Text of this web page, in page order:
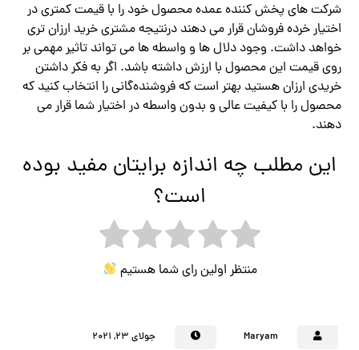
شرکت های پخش کننده عمده محصول خود را با قیمت کمتری در
اختیار خرده فروشان قرار می دهند درنتیجه مشتری خرید ارزان تری
خواهد داشت. وجود دلال ها و واسطه ها می تواند تاثیر مهمی بر
روی قیمت این محصول با ارزش داشته باشد. اگر به فکر داشتن
خریدی ارزان هستید بهتر است که فروشنده‌گانی را انتخاب کنید که
محصول را با کیفیت عالی و بدون واسطه در اختیار شما قرار می
دهند.
این مطلب چه اندازه برایتان مفید بوده
است؟
منتظر اولین رای شما هستیم
Maryam جولای ۲۳, ۲۰۲۱